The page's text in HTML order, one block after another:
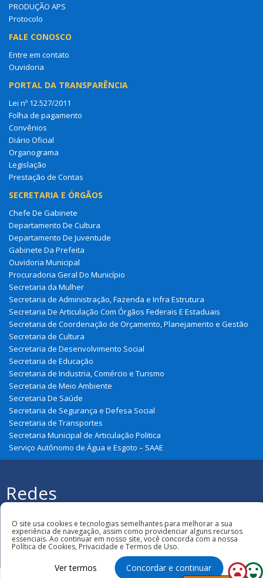
PRODUÇÃO APS
Protocolo
FALE CONOSCO
Entre em contato
Ouvidoria
PORTAL DA TRANSPARÊNCIA
Lei nº 12.527/2011
Folha de pagamento
Convênios
Diário Oficial
Organograma
Legislação
Prestação de Contas
SECRETARIA E ÓRGÃOS
Chefe De Gabinete
Departamento De Cultura
Departamento De Juventude
Gabinete Da Prefeita
Ouvidoria Municipal
Procuradoria Geral Do Município
Secretaria da Mulher
Secretaria de Administração, Fazenda e Infra Estrutura
Secretaria De Articulação Com Órgãos Federais E Estaduais
Secretaria de Coordenação de Orçamento, Planejamento e Gestão
Secretaria de Cultura
Secretaria de Desenvolvimento Social
Secretaria de Educação
Secretaria de Industria, Comércio e Turismo
Secretaria de Meio Ambiente
Secretaria De Saúde
Secretaria de Segurança e Defesa Social
Secretaria de Transportes
Secretaria Municipal de Articulação Politica
Serviço Autônomo de Água e Esgoto – SAAE
Redes
Municipal de São João Do Soter
O site usa cookies e tecnologias semelhantes para melhorar a sua
experiência de navegação, assim como providenciar alguns recursos
essenciais. Ao continuar em nosso site, você concorda com a nossa
Política de Cookies, Privacidade e Termos de Uso.
Ver termos Concordar e continuar